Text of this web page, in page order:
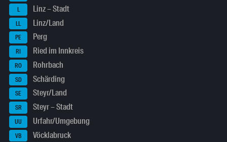
L Linz – Stadt
LL Linz/Land
PE Perg
RI Ried im Innkreis
RO Rohrbach
SD Schärding
SE Steyr/Land
SR Steyr – Stadt
UU Urfahr/Umgebung
VB Vöcklabruck